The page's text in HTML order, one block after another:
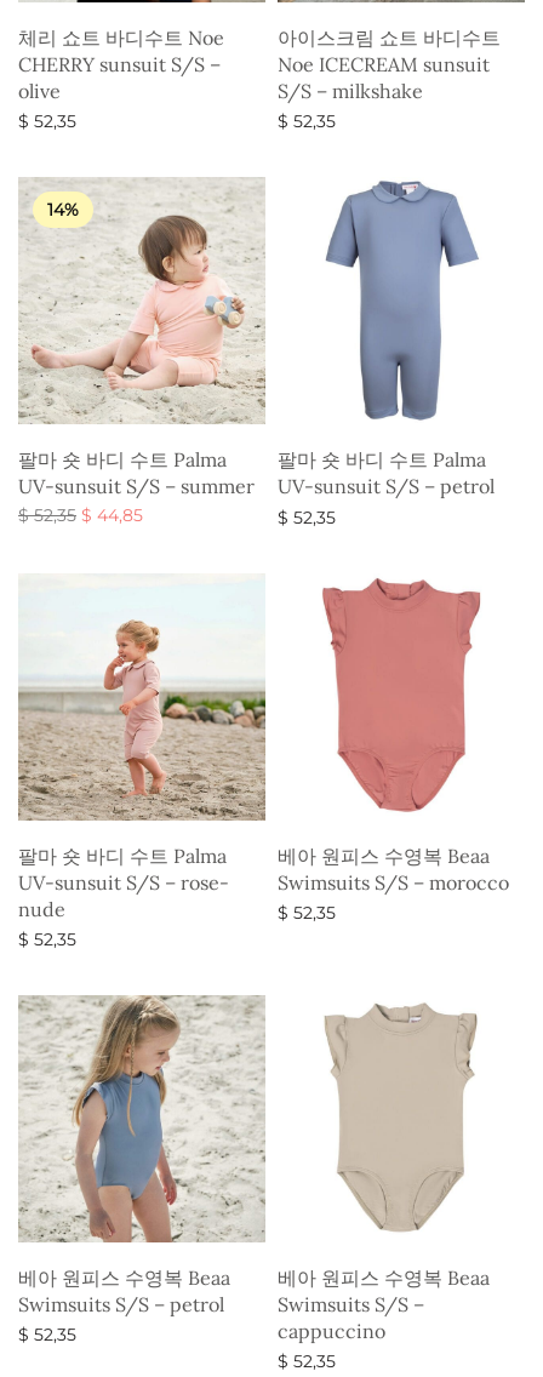
체리 쇼트 바디수트 Noe
CHERRY sunsuit S/S –
olive
$ 52,35
아이스크림 쇼트 바디수트
Noe ICECREAM sunsuit
S/S – milkshake
$ 52,35
14%
팔마 숏 바디 수트 Palma
UV-sunsuit S/S – summer
$52,35 원래 가
$ 44,85현재 가
팔마 숏 바디 수트 Palma
UV-sunsuit S/S – petrol
$ 52,35
팔마 숏 바디 수트 Palma
UV-sunsuit S/S – rose-
nude
$ 52,35
베아 원피스 수영복 Beaa
Swimsuits S/S – morocco
$ 52,35
베아 원피스 수영복 Beaa
Swimsuits S/S – petrol
$ 52,35
베아 원피스 수영복 Beaa
Swimsuits S/S –
cappuccino
$ 52,35